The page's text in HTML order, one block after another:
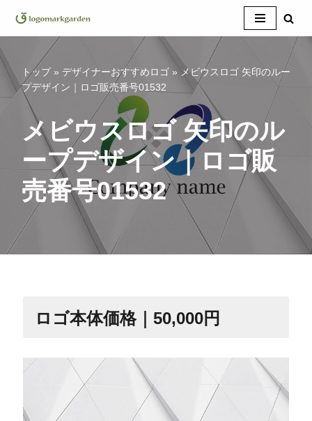
コ
テ
ン
トップ» デザイナーおすすめロゴ » メビウスロゴ 矢印のルー
プデザイン｜ロゴ販売番号01532
メビウスロゴ 矢印のル
ープデザイン｜ロゴ販
売番号01532
ロゴ本体価格｜50,000円